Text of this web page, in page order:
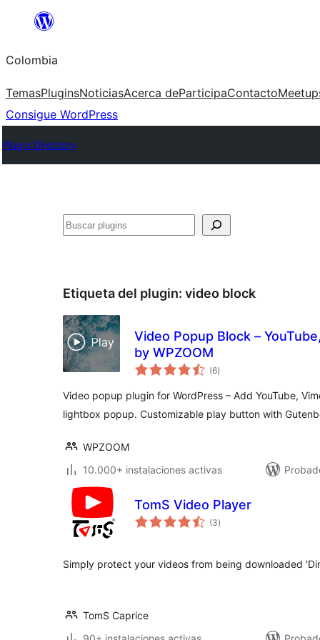
Saltar
contenido
Colombia
TemasPluginsNoticiasAcerca deParticipaContacto
Consigue WordPress
Plugin Directory
Buscar
Etiqueta del plugin: video block
Video Popup Block –
by WPZOOM
(6total
de
)
Video popup plugin for WordPress – Add YouTube,
lightbox popup. Customizable play button with
WPZOOM
10.000+ instalaciones activas
TomS Video Player
(3total
de
)
Simply protect your videos from being downloaded
TomS Caprice